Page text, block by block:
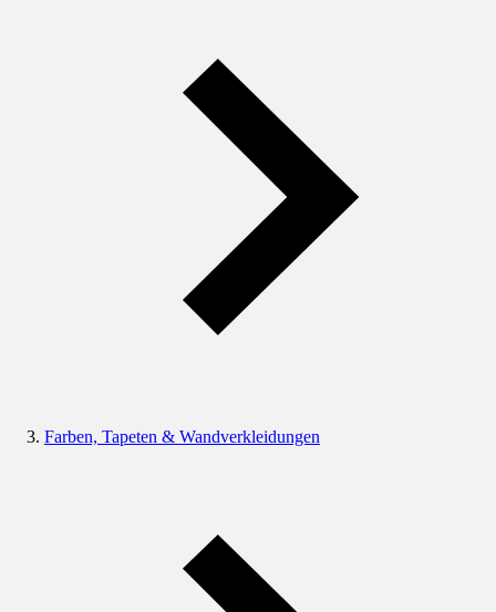
Farben, Tapeten & Wandverkleidungen